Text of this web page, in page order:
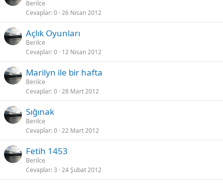
Berilce
Cevaplar 0 26 Nisan 2012
Açlık Oyunları
Berilce
Cevaplar 0 12 Nisan 2012
Marilyn ile bir hafta
Berilce
Cevaplar 0 28 Mart 2012
Sığınak
Berilce
Cevaplar 0 22 Mart 2012
Fetih 1453
Berilce
Cevaplar 3 24 Şubat 2012